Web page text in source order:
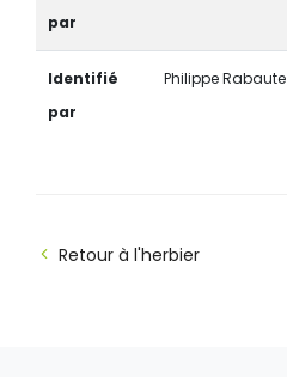
par
Identifié
par
Philippe Rabaute
Retour à l'herbier